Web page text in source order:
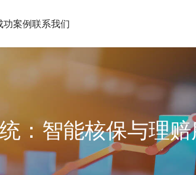
功案例联系我们
：智能核保与理